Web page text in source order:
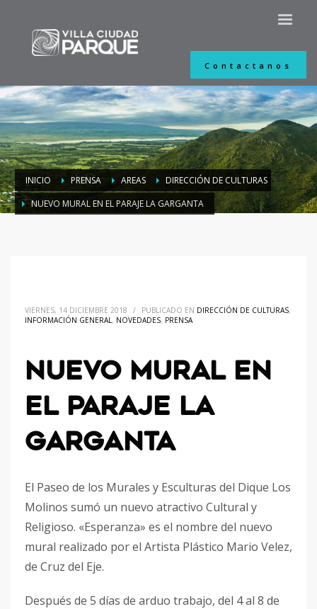
Contactanos
INICIO PRENSA AREAS
DIRECCIÓN DE CULTURAS
NUEVO MURAL EN EL PARAJE LA GARGANTA
VIERNES, 14 DICIEMBRE 2018 / PUBLICADO EN DIRECCIÓN DE CULTURAS,
INFORMACIÓN GENERAL , NOVEDADES, PRENSA
NUEVO MURAL EN
EL PARAJE LA
GARGANTA
El Paseo de los Murales y Esculturas del Dique Los
Molinos sumó un nuevo atractivo Cultural y
Religioso. «Esperanza» es el nombre del nuevo
mural realizado por el Artista Plástico Mario Velez,
de Cruz del Eje.
Después de 5 días de arduo trabajo, del 4 al 8 de